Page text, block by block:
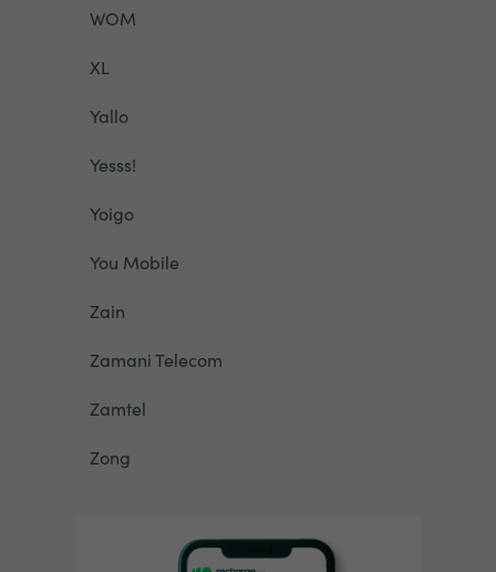
WOM
XL
Yallo
Yesss!
Yoigo
You Mobile
Zain
Zamani Telecom
Zamtel
Zong